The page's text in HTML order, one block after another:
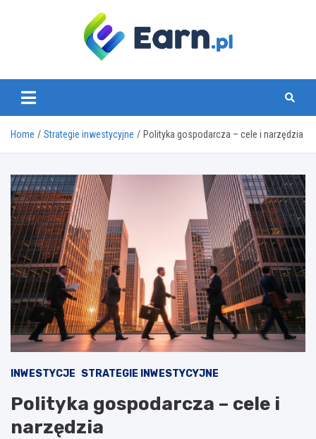
www.earn.pl
Home Strategie inwestycyjne Polityka gospodarcza – cele i narzędzia
INWESTYCJE STRATEGIE INWESTYCYJNE
Polityka gospodarcza – cele i
narzędzia